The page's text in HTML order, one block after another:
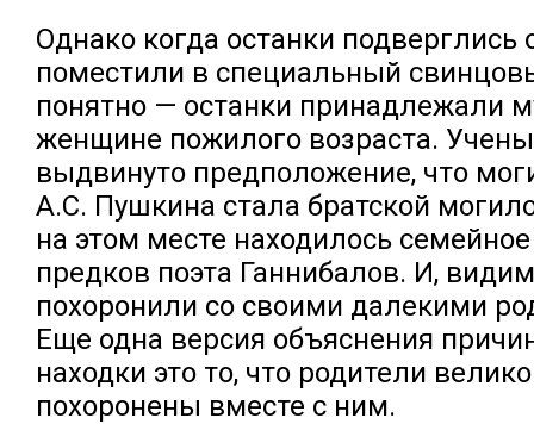
Однако когда останки подверглись
поместили в специальный
понятно — останки принадлежали
женщине пожилого возраста.
выдвинуто предположение, что
А.С. Пушкина стала братской
на этом месте находилось
предков поэта Ганнибалов. И,
похоронили со своими далекими
Еще одна версия объяснения
находки это то, что родители
похоронены вместе с ним.